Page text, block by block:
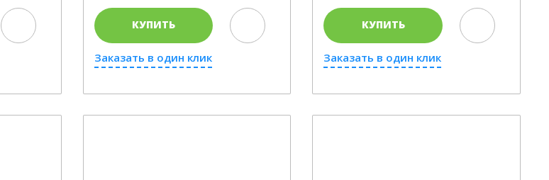
КУПИТЬ
Заказать в один клик
КУПИТЬ
Заказать в один клик